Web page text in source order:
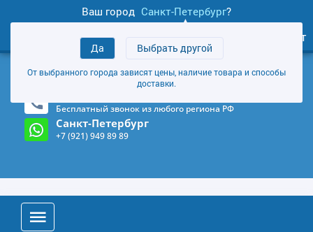
Ваш город Санкт-Петербург?
Да Выбрать другой
От выбранного города зависят цены, наличие товара и способы
доставки.
товаров
Личный кабинет
+7 (921) 949 89 89
Магазин и склад в Санкт-Петербурге (Карта)
Бесплатный звонок из любого региона РФ
Санкт-Петербург
+7 (921) 949 89 89